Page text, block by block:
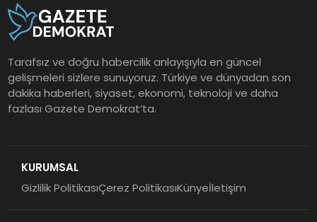
Tarafsız ve doğru habercilik anlayışıyla en güncel
gelişmeleri sizlere sunuyoruz. Türkiye ve dünyadan son
dakika haberleri, siyaset, ekonomi, teknoloji ve daha
fazlası Gazete Demokrat’ta.
KURUMSAL
Gizlilik PolitikasıÇerez PolitikasıKünyeİletişim